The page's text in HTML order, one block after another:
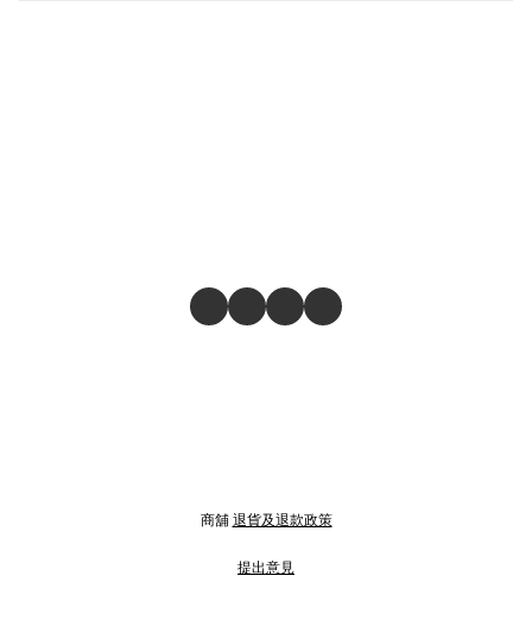
商舖 退貨及退款政策
提出意見